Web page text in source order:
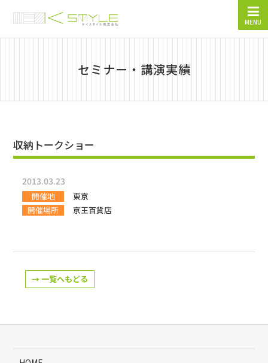
MENU
セミナー・講演実績
収納トークショー
2013.03.23
開催地
東京
開催場所
京王百貨店
→ 一覧へもどる